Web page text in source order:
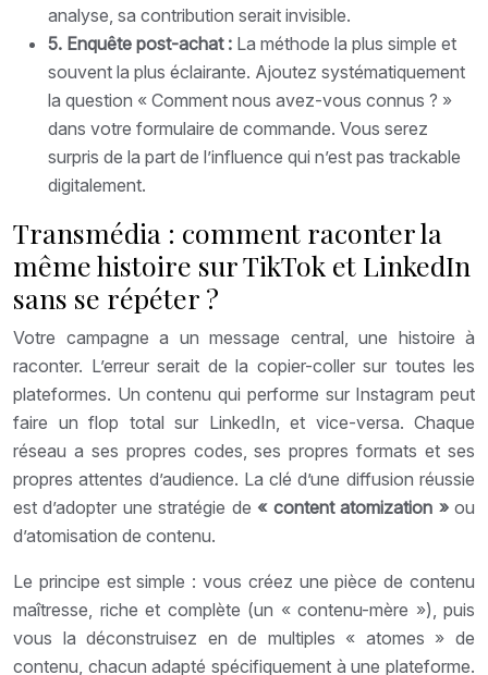
analyse, sa contribution serait invisible.
5. Enquête post-achat : La méthode la plus simple et
souvent la plus éclairante. Ajoutez systématiquement
la question « Comment nous avez-vous connus ? »
dans votre formulaire de commande. Vous serez
surpris de la part de l’influence qui n’est pas trackable
digitalement.
Transmédia : comment raconter la
même histoire sur TikTok et LinkedIn
sans se répéter ?
Votre campagne a un message central, une histoire à
raconter. L’erreur serait de la copier-coller sur toutes les
plateformes. Un contenu qui performe sur Instagram peut
faire un flop total sur LinkedIn, et vice-versa. Chaque
réseau a ses propres codes, ses propres formats et ses
propres attentes d’audience. La clé d’une diffusion réussie
est d’adopter une stratégie de « content atomization »ou
d’atomisation de contenu.
Le principe est simple : vous créez une pièce de contenu
maîtresse, riche et complète (un « contenu-mère »), puis
vous la déconstruisez en de multiples « atomes » de
contenu, chacun adapté spécifiquement à une plateforme.